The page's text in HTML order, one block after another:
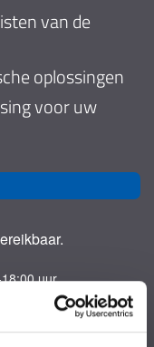
van de
oplossingen
voor uw
uur
18:00 uur
18:00 uur
uur